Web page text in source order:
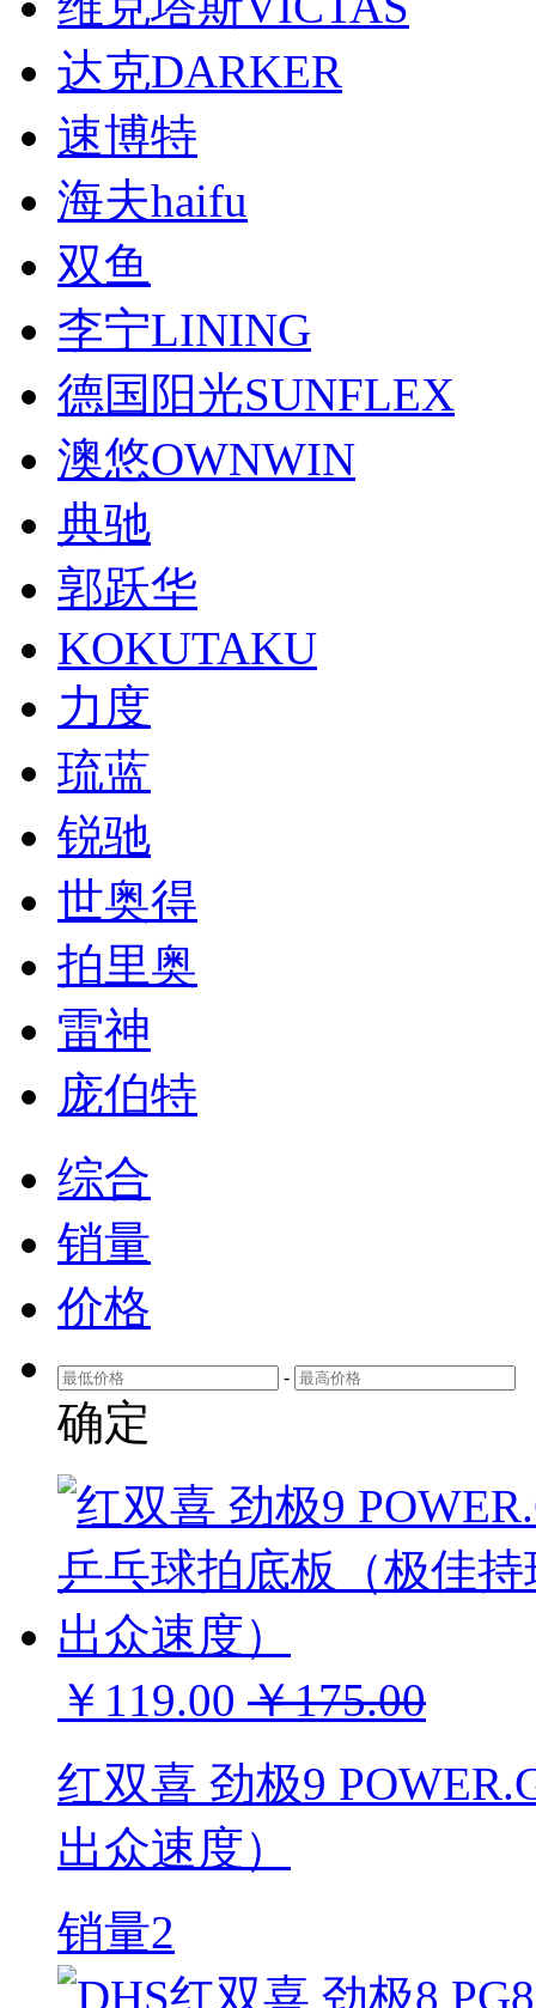
达克DARKER
速博特
海夫haifu
双鱼
李宁LINING
德国阳光SUNFLEX
澳悠OWNWIN
典驰
郭跃华
KOKUTAKU
力度
琉蓝
锐驰
世奥得
拍里奥
雷神
庞伯特
综合
销量
价格
-
确定
￥119.00 ￥175.00
红双喜 劲极9
出众速度）
销量2